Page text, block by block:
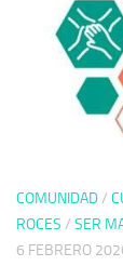
COMUNIDAD/
ROCES / SER
6 FEBRERO